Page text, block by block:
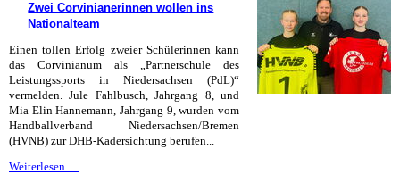
trainiert
Zwei Corvinianerinnen wollen ins
Nationalteam
Einen tollen Erfolg zweier Schülerinnen kann
das Corvinianum als „Partnerschule des
Leistungssports in Niedersachsen (PdL)“
vermelden. Jule Fahlbusch, Jahrgang 8, und
Mia Elin Hannemann, Jahrgang 9, wurden vom
Handballverband Niedersachsen/Bremen
(HVNB) zur DHB-Kadersichtung berufen...
Weiterlesen …